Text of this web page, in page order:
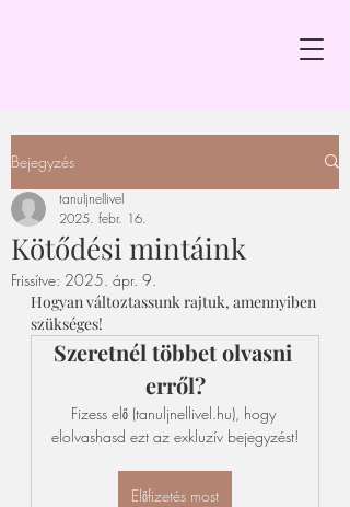
Bejegyzés
Kötődési mintáink
tanuljnellivel
2025. febr. 16.
Frissítve: 2025. ápr. 9.
Hogyan változtassunk rajtuk, amennyiben
szükséges!
Szeretnél többet olvasni
erről?
Fizess elő (tanuljnellivel.hu), hogy
elolvashasd ezt az exkluzív bejegyzést!
Előfizetés most